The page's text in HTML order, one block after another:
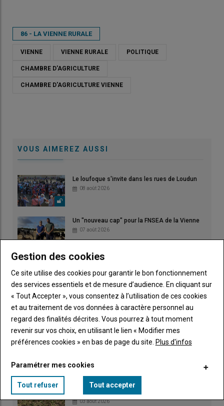
86 - LA VIENNE RURALE
VIENNE VIENNE RURALE POLITIQUE
CHAMBRE D'AGRICULTURE
CHAMBRE D'AGRICULTURE VIENNE
VOUS AIMEREZ AUSSI
Le loufoque s'invite dans les rues de Loudun
08 août 2026
Un "nouveau cap" pour la FNSEA de la Vienne
07 août 2026
L'égalité en milieu rural
06 août 2026
La microbiologie au cœur d'un reportage primé
04 août 2026
Irrigation : fortes chaleurs et rendements
03 août 2026
Gestion des cookies
Ce site utilise des cookies pour garantir le bon fonctionnement
des services essentiels et de mesure d’audience. En cliquant sur
« Tout Accepter », vous consentez à l’utilisation de ces cookies
et au traitement de vos données à caractère personnel au
regard des finalités décrites. Vous pourrez à tout moment
revenir sur vos choix, en utilisant le lien « Modifier mes
préférences cookies » en bas de page du site. Plus d'infos
Paramétrer mes cookies
Tout refuser Tout accepter